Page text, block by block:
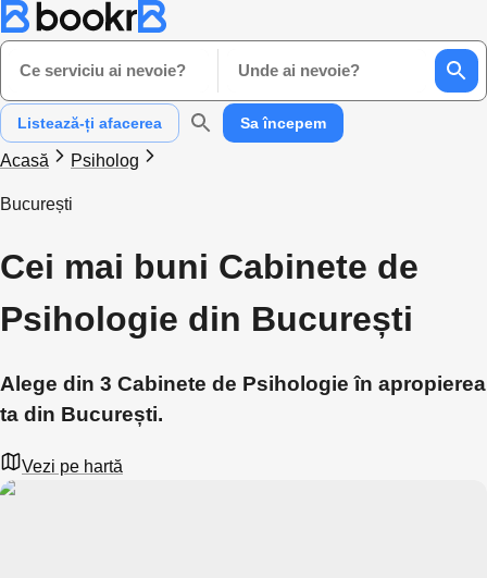
Ce serviciu ai nevoie? Unde ai nevoie?
Listează-ți afacerea Sa începem
Acasă Psiholog
București
Cei mai buni Cabinete de
Psihologie din București
Alege din 3 Cabinete de Psihologie în apropierea
ta din București.
Vezi pe hartă